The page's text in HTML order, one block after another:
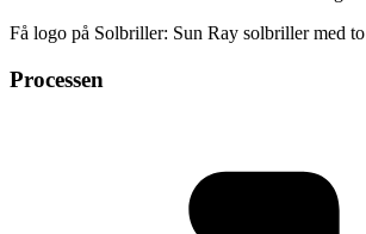
Få logo på Solbriller: Sun Ray solbriller med
Processen